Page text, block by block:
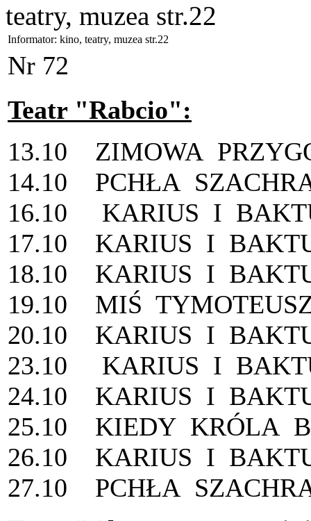
teatry, muzea str.22
Informator: kino, teatry, muzea str.22
Nr 72
Teatr "Rabcio":
13.10 ZIMOWA
14.10 PCHŁA
16.10 KARIUS I
17.10 KARIUS I
18.10 KARIUS I
19.10 MIŚ
20.10 KARIUS I
23.10 KARIUS I
24.10 KARIUS I
25.10 KIEDY KRÓLA
26.10 KARIUS I
27.10 PCHŁA